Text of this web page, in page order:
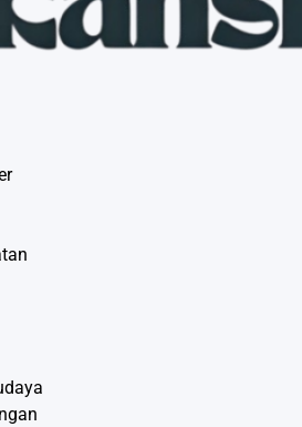
Seputar Pariwisata Dan